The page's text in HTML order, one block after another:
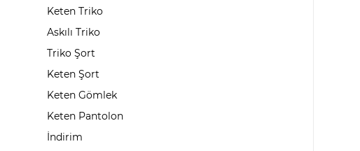
Keten Triko
Askılı Triko
Triko Şort
Keten Şort
Keten Gömlek
Keten Pantolon
İndirim